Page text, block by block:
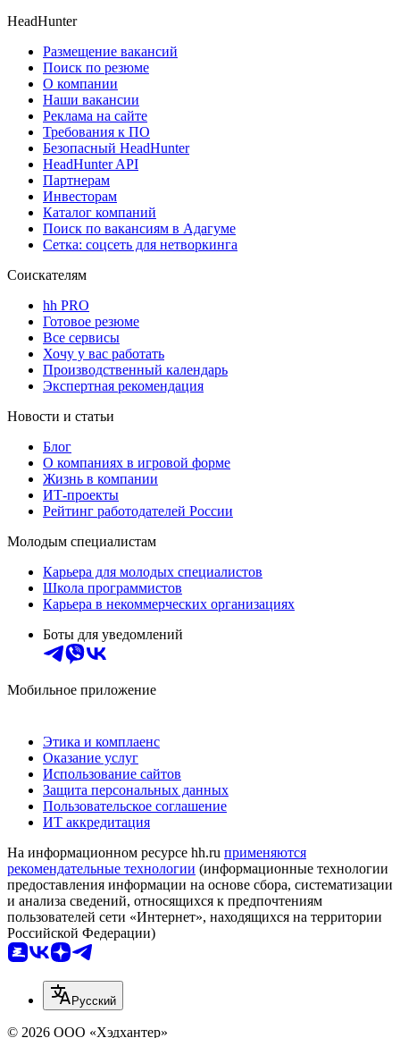
HeadHunter
Размещение вакансий
Поиск по резюме
О компании
Наши вакансии
Реклама на сайте
Требования к ПО
Безопасный HeadHunter
HeadHunter API
Партнерам
Инвесторам
Каталог компаний
Поиск по вакансиям в Адагуме
Сетка: соцсеть для нетворкинга
Соискателям
hh PRO
Готовое резюме
Все сервисы
Хочу у вас работать
Производственный календарь
Экспертная рекомендация
Новости и статьи
Блог
О компаниях в игровой форме
Жизнь в компании
ИТ-проекты
Рейтинг работодателей России
Молодым специалистам
Карьера для молодых специалистов
Школа программистов
Карьера в некоммерческих организациях
Боты для уведомлений
Мобильное приложение
Этика и комплаенс
Оказание услуг
Использование сайтов
Защита персональных данных
Пользовательское соглашение
ИТ аккредитация
На информационном ресурсе hh.ru применяются
рекомендательные технологии (информационные технологии
предоставления информации на основе сбора, систематизации
и анализа сведений, относящихся к предпочтениям
пользователей сети «Интернет», находящихся на территории
Российской Федерации)
Русский
© 2026 ООО «Хэдхантер»